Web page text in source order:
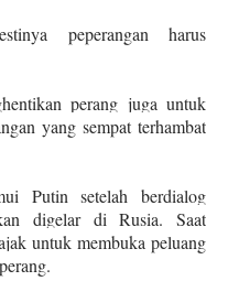
peperangan harus
perang juga untuk
yang sempat terhambat
Putin setelah berdialog
digelar di Rusia. Saat
untuk membuka peluang